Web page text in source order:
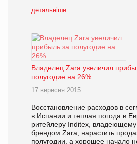
детальніше
Владелец Zara увеличил
полугодие на 26%
17 вересня 2015
Восстановление расходов в
в Испании и теплая погода в
ритейлеру Inditex,
брендом Zara, нарастить
полугодии, а хорошее начало